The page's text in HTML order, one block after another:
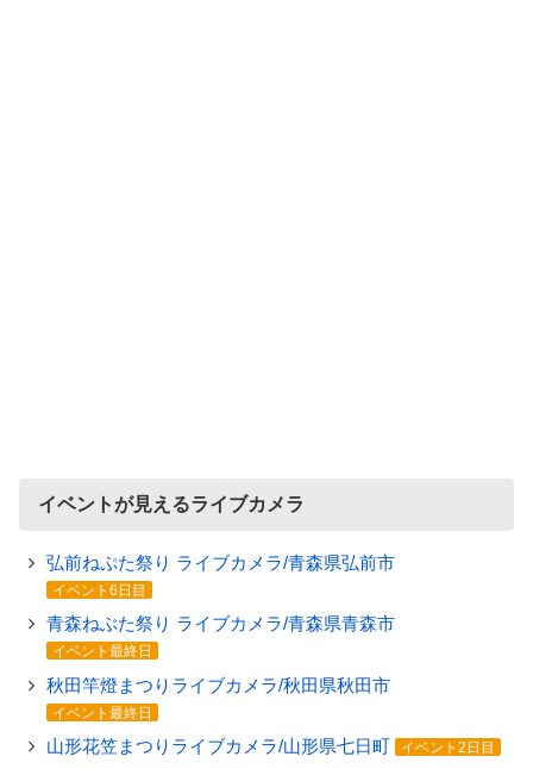
イベントが見えるライブカメラ
弘前ねぷた祭り ライブカメラ/青森県弘前市
イベント6日目
青森ねぶた祭り ライブカメラ/青森県青森市
イベント最終日
秋田竿燈まつりライブカメラ/秋田県秋田市
イベント最終日
山形花笠まつりライブカメラ/山形県七日町 イベント2日目